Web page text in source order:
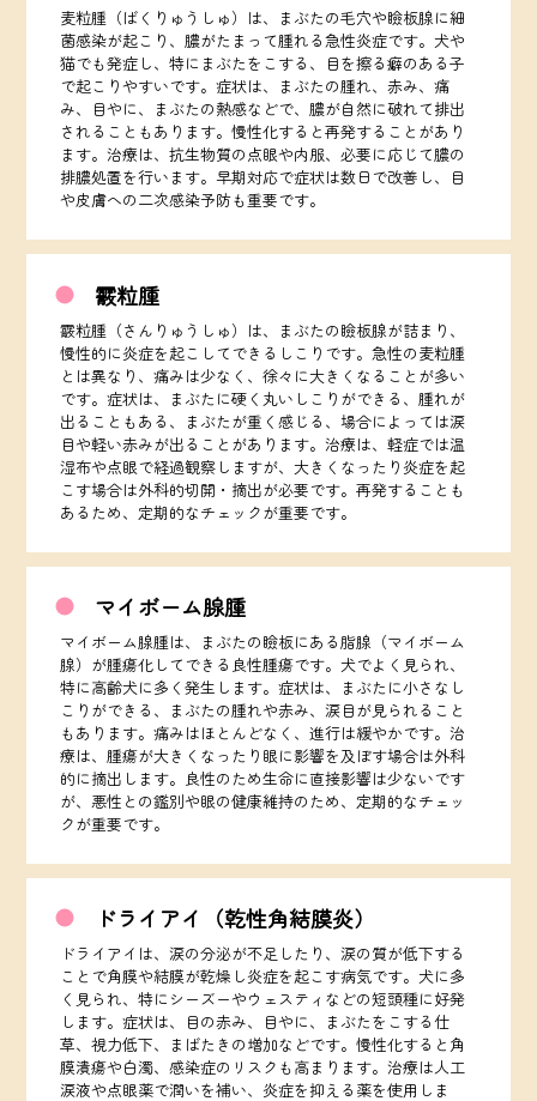
麦粒腫（ばくりゅうしゅ）は、まぶたの毛穴や瞼板腺に細
菌感染が起こり、膿がたまって腫れる急性炎症です。犬や
猫でも発症し、特にまぶたをこする、目を擦る癖のある子
で起こりやすいです。症状は、まぶたの腫れ、赤み、痛
み、目やに、まぶたの熱感などで、膿が自然に破れて排出
されることもあります。慢性化すると再発することがあり
ます。治療は、抗生物質の点眼や内服、必要に応じて膿の
排膿処置を行います。早期対応で症状は数日で改善し、目
や皮膚への二次感染予防も重要です。
霰粒腫
霰粒腫（さんりゅうしゅ）は、まぶたの瞼板腺が詰まり、
慢性的に炎症を起こしてできるしこりです。急性の麦粒腫
とは異なり、痛みは少なく、徐々に大きくなることが多い
です。症状は、まぶたに硬く丸いしこりができる、腫れが
出ることもある、まぶたが重く感じる、場合によっては涙
目や軽い赤みが出ることがあります。治療は、軽症では温
湿布や点眼で経過観察しますが、大きくなったり炎症を起
こす場合は外科的切開・摘出が必要です。再発することも
あるため、定期的なチェックが重要です。
マイボーム腺腫
マイボーム腺腫は、まぶたの瞼板にある脂腺（マイボーム
腺）が腫瘍化してできる良性腫瘍です。犬でよく見られ、
特に高齢犬に多く発生します。症状は、まぶたに小さなし
こりができる、まぶたの腫れや赤み、涙目が見られること
もあります。痛みはほとんどなく、進行は緩やかです。治
療は、腫瘍が大きくなったり眼に影響を及ぼす場合は外科
的に摘出します。良性のため生命に直接影響は少ないです
が、悪性との鑑別や眼の健康維持のため、定期的なチェッ
クが重要です。
ドライアイ（乾性角結膜炎）
ドライアイは、涙の分泌が不足したり、涙の質が低下する
ことで角膜や結膜が乾燥し炎症を起こす病気です。犬に多
く見られ、特にシーズーやウェスティなどの短頭種に好発
します。症状は、目の赤み、目やに、まぶたをこする仕
草、視力低下、まばたきの増加などです。慢性化すると角
膜潰瘍や白濁、感染症のリスクも高まります。治療は人工
涙液や点眼薬で潤いを補い、炎症を抑える薬を使用しま